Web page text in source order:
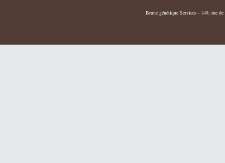
Brune génétique Services - 149, rue